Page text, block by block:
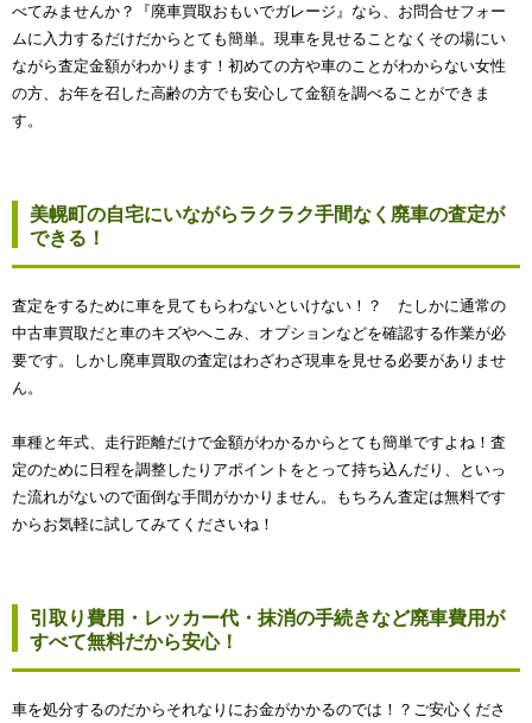
べてみませんか？『廃車買取おもいでガレージ』なら、お問合せフォー
ムに入力するだけだからとても簡単。現車を見せることなくその場にい
ながら査定金額がわかります！初めての方や車のことがわからない女性
の方、お年を召した高齢の方でも安心して金額を調べることができま
す。
美幌町の自宅にいながらラクラク手間なく廃車の査定が
できる！
査定をするために車を見てもらわないといけない！？ たしかに通常の
中古車買取だと車のキズやへこみ、オプションなどを確認する作業が必
要です。しかし廃車買取の査定はわざわざ現車を見せる必要がありませ
ん。
車種と年式、走行距離だけで金額がわかるからとても簡単ですよね！査
定のために日程を調整したりアポイントをとって持ち込んだり、といっ
た流れがないので面倒な手間がかかりません。もちろん査定は無料です
からお気軽に試してみてくださいね！
引取り費用・レッカー代・抹消の手続きなど廃車費用が
すべて無料だから安心！
車を処分するのだからそれなりにお金がかかるのでは！？ご安心くださ